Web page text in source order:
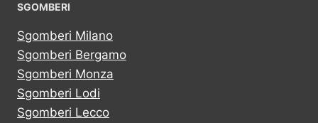
SGOMBERI
Sgomberi Milano
Sgomberi Bergamo
Sgomberi Monza
Sgomberi Lodi
Sgomberi Lecco